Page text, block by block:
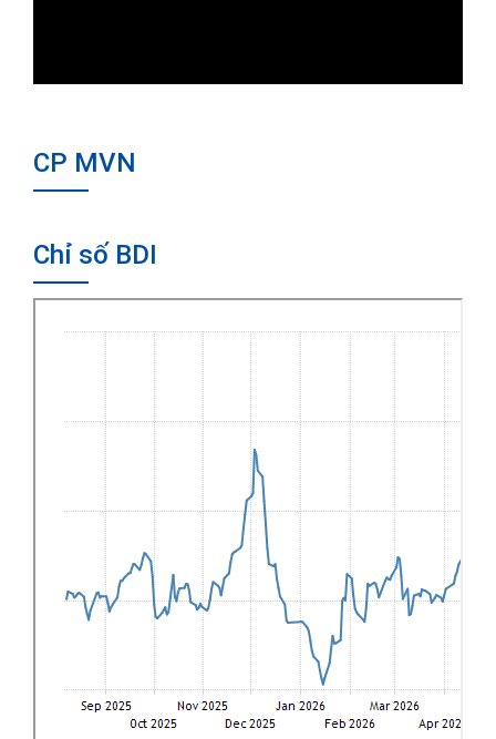
CP MVN
Chỉ số BDI